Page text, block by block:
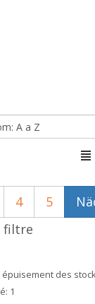
4 5
filtre
des
1